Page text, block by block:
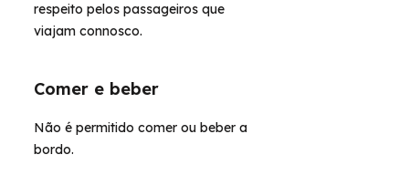
respeito pelos passageiros que
viajam connosco.
Comer e beber
Não é permitido comer ou beber a
bordo.